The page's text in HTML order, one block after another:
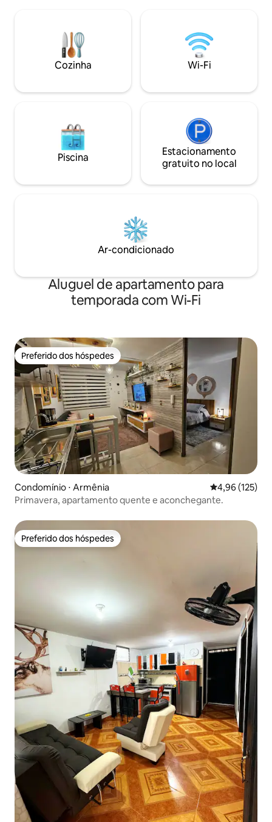
minutos para o Cerritos del Mar Mall -
44-57 minutos para Filandia/Salento-
Valle del Cocora - 55 minutos para
Panaca - 1 hora até o Parque del café
Atmosfera
Região do Café.
garçonete/
exclusivos em
Cozinha Wi-Fi
Piscina
Estacionamento
gratuito no local
Ar-condicionado
Aluguel de apartamento para
temporada com Wi-Fi
Preferido dos hóspedes
Preferido dos hóspedes
Condomínio ⋅ Armênia 4,96 de uma
4,96 (125)
Primavera, apartamento quente e aconchegante.
Preferido dos hóspedes
Preferido dos hóspedes